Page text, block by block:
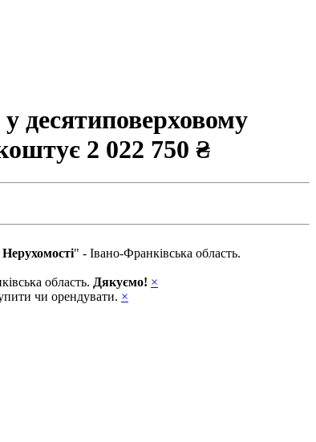
десятиповерховому
2 022 750 ₴
" - Івано-Франківська область.
область. Дякуємо! ×
чи орендувати. ×